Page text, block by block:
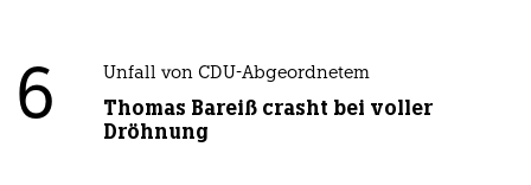
6 Unfall von CDU-Abgeordnetem
Thomas Bareiß crasht bei voller
Dröhnung